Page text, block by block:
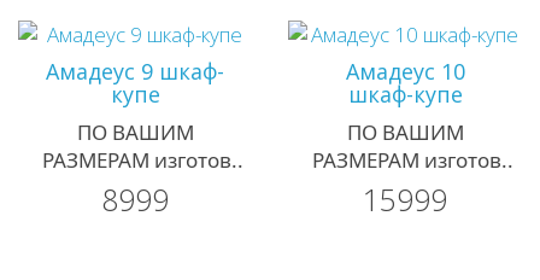
Амадеус 9 шкаф-
купе
ПО ВАШИМ
РАЗМЕРАМ изготов..
8999
Амадеус 10
шкаф-купе
ПО ВАШИМ
РАЗМЕРАМ изготов..
15999